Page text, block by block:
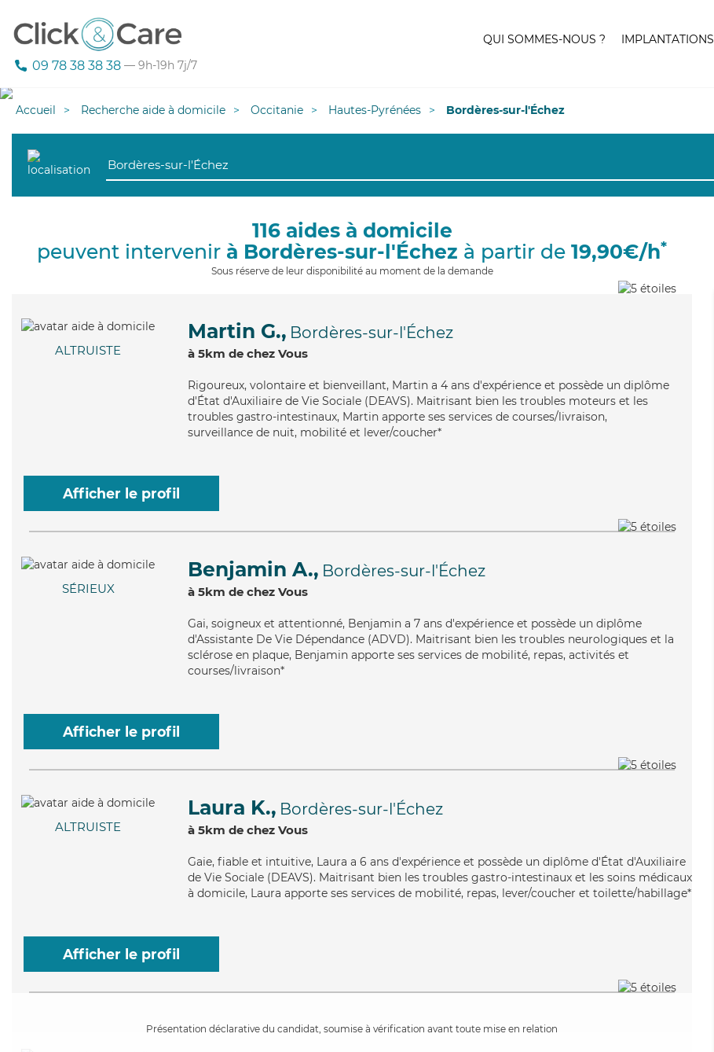
09 78 38 38 38 — 9h-19h 7j/7
QUI SOMMES-NOUS ? IMPLANTATIONS
Accueil Recherche aide à domicile Occitanie Hautes-Pyrénées Bordères-sur-l'Échez
116 aides à domicile
peuvent intervenir à Bordères-sur-l'Échez à partir de 19,90€/h*
Sous réserve de leur disponibilité au moment de la demande
ALTRUISTE
Martin G., Bordères-sur-l'Échez
à 5km de chez Vous
Rigoureux, volontaire et bienveillant, Martin a 4 ans d'expérience et possède un diplôme
d'État d'Auxiliaire de Vie Sociale (DEAVS). Maitrisant bien les troubles moteurs et les
troubles gastro-intestinaux, Martin apporte ses services de courses/livraison,
surveillance de nuit, mobilité et lever/coucher*
Afficher le profil
SÉRIEUX
Benjamin A., Bordères-sur-l'Échez
à 5km de chez Vous
Gai, soigneux et attentionné, Benjamin a 7 ans d'expérience et possède un diplôme
d'Assistante De Vie Dépendance (ADVD). Maitrisant bien les troubles neurologiques et la
sclérose en plaque, Benjamin apporte ses services de mobilité, repas, activités et
courses/livraison*
Afficher le profil
ALTRUISTE
Laura K., Bordères-sur-l'Échez
à 5km de chez Vous
Gaie, fiable et intuitive, Laura a 6 ans d'expérience et possède un diplôme d'État d'Auxiliaire
de Vie Sociale (DEAVS). Maitrisant bien les troubles gastro-intestinaux et les soins médicaux
à domicile, Laura apporte ses services de mobilité, repas, lever/coucher et toilette/habillage*
Afficher le profil
Présentation déclarative du candidat, soumise à vérification avant toute mise en relation